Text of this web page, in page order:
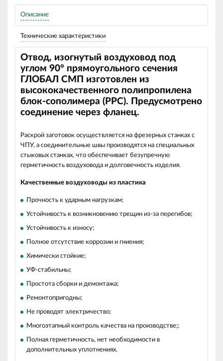
Описание
Технические характеристики
Отвод, изогнутый воздуховод под
углом 90° прямоугольного сечения
ГЛОБАЛ СМП изготовлен из
высококачественного полипропилена
блок-сополимера (РРС). Предусмотрено
соединение через фланец.
Раскрой заготовок осуществляется на фрезерных станках с
ЧПУ, а соединительные швы производятся на специальных
стыковых станках, что обеспечивает безупречную
герметичность воздуховода и долговечность изделия.
Качественные воздуховоды из пластика
Прочность к ударным нагрузкам;
Устойчивость к возникновению трещин из-за перегибов;
Устойчивость к износу;
Полное отсутствие коррозии и гниения;
Химически стойкие;
УФ-стабильны;
Простота сборки и демонтажа;
Ремонтопригодны;
Не проводят электричество;
Многоэтапный контроль качества на производстве;;
Полная герметичность, нет необходимости в
дополнительных уплотнениях.